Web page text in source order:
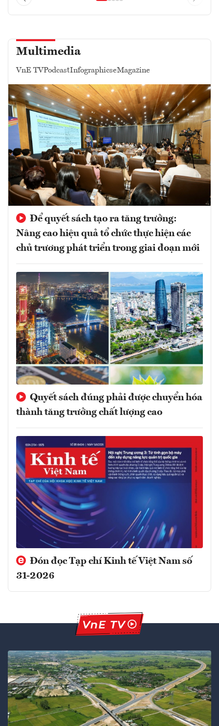
Multimedia
VnE TVPodcastInfographicseMagazine
Để quyết sách tạo ra tăng trưởng:
Nâng cao hiệu quả tổ chức thực hiện các
chủ trương phát triển trong giai đoạn mới
Quyết sách đúng phải được chuyển hóa
thành tăng trưởng chất lượng cao
Đón đọc Tạp chí Kinh tế Việt Nam số
31-2026